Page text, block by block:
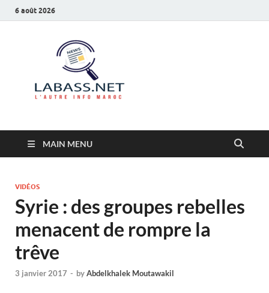
6 août 2026
MAIN MENU
VIDÉOS
Syrie : des groupes rebelles
menacent de rompre la
trêve
3 janvier 2017 - byAbdelkhalek Moutawakil